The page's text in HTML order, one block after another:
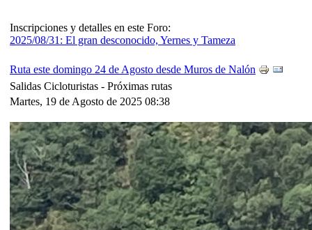
Inscripciones y detalles en este Foro:
2025/08/31: El gran desconocido, Yernes y Tameza
Ruta este domingo 24 de Agosto desde Muros de Nalón
Salidas Cicloturistas - Próximas rutas
Martes, 19 de Agosto de 2025 08:38